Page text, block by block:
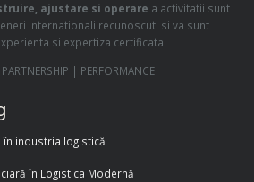
ajustare si operare a activitatii sunt
internationali recunoscuti si va sunt
si expertiza certificata.
| PERFORMANCE
în industria logistică
în Logistica Modernă